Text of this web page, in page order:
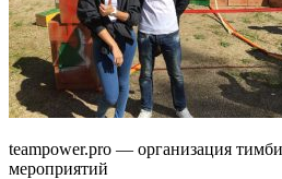
teampower.pro — организация
мероприятий